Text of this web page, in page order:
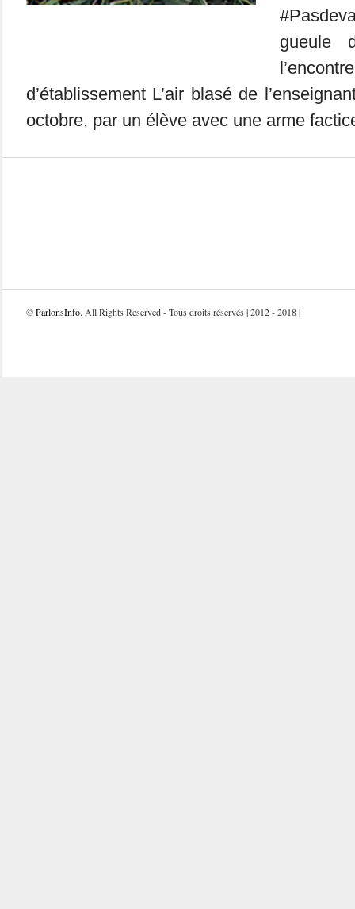
gueule
d’établissement L’air blasé de
octobre, par un élève avec une arme
©ParlonsInfo. All Rights Reserved - Tous droits réservés | 2012 - 2018 |